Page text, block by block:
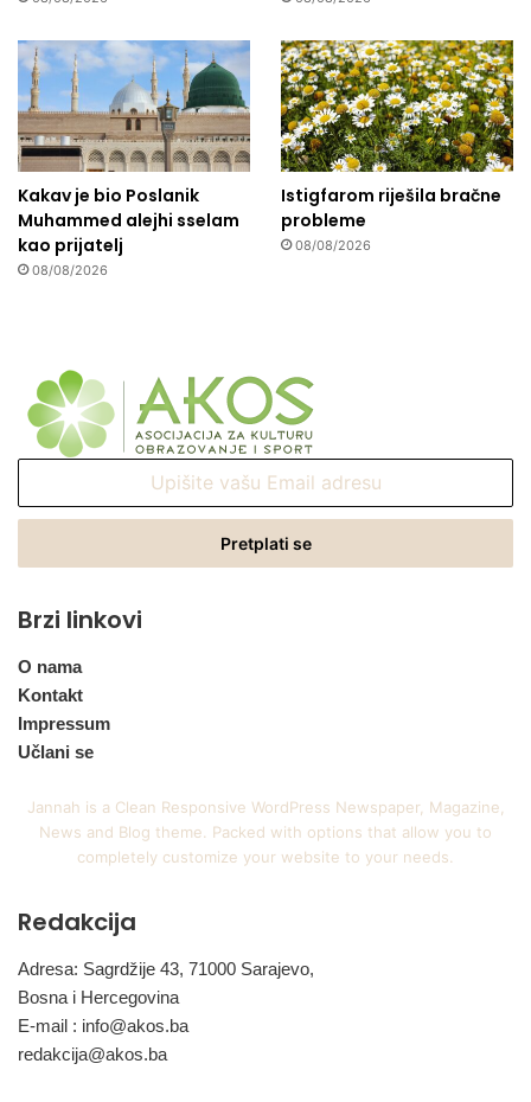
Kakav je bio Poslanik
Muhammed alejhi sselam
kao prijatelj
08/08/2026
Istigfarom riješila bračne
probleme
08/08/2026
Email
Brzi linkovi
O nama
Kontakt
Impressum
Učlani se
Jannah is a Clean Responsive WordPress Newspaper, Magazine,
News and Blog theme. Packed with options that allow you to
completely customize your website to your needs.
Redakcija
Adresa: Sagrdžije 43, 71000 Sarajevo,
Bosna i Hercegovina
E-mail : info@akos.ba
redakcija@akos.ba